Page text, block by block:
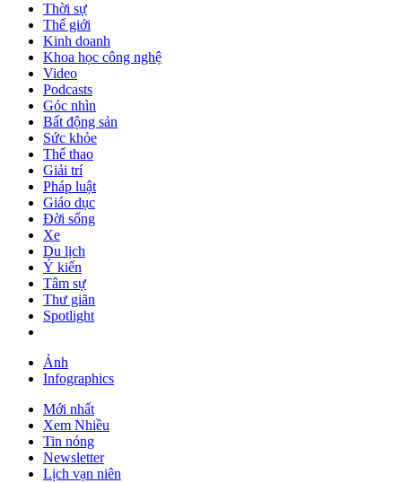
Thời sự
Thế giới
Kinh doanh
Khoa học công nghệ
Video
Podcasts
Góc nhìn
Bất động sản
Sức khỏe
Thể thao
Giải trí
Pháp luật
Giáo dục
Đời sống
Xe
Du lịch
Ý kiến
Tâm sự
Thư giãn
Spotlight
Ảnh
Infographics
Mới nhất
Xem Nhiều
Tin nóng
Newsletter
Lịch vạn niên